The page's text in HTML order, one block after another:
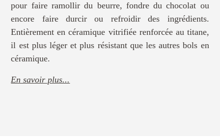
pour faire ramollir du beurre, fondre du chocolat ou
encore faire durcir ou refroidir des ingrédients.
Entièrement en céramique vitrifiée renforcée au titane,
il est plus léger et plus résistant que les autres bols en
céramique.
En savoir plus...